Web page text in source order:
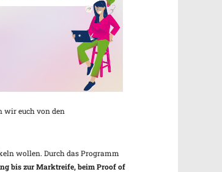
wir euch von den
wollen. Durch das Programm
bis zur Marktreife, beim Proof of